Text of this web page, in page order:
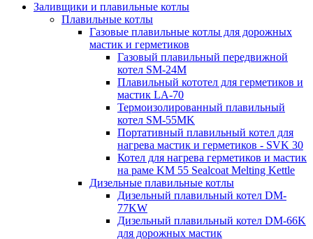
Заливщики и плавильные котлы
Плавильные котлы
Газовые плавильные котлы для дорожных
мастик и герметиков
Газовый плавильный передвижной
котел SM-24M
Плавильный кототел для герметиков и
мастик LA-70
Термоизолированный плавильный
котел SM-55MK
Портативный плавильный котел для
нагрева мастик и герметиков - SVK 30
Котел для нагрева герметиков и мастик
на раме KM 55 Sealcoat Melting Kettle
Дизельные плавильные котлы
Дизельный плавильный котел DM-
77KW
Дизельный плавильный котел DM-66K
для дорожных мастик